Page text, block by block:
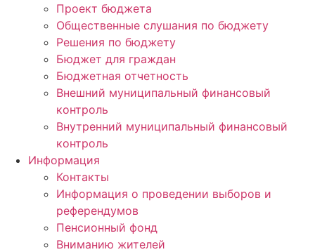
Проект бюджета
Общественные слушания по бюджету
Решения по бюджету
Бюджет для граждан
Бюджетная отчетность
Внешний муниципальный финансовый
контроль
Внутренний муниципальный финансовый
контроль
Информация
Контакты
Информация о проведении выборов и
референдумов
Пенсионный фонд
Вниманию жителей